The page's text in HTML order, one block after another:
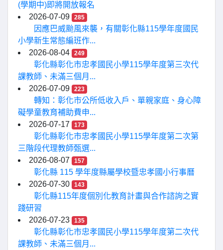
(學期中)即將開放報名
2026-07-09
285
因應巴威颱風來襲，有關彰化縣115學年度國民
小學新生常態編班作...
2026-08-04
249
彰化縣彰化市忠孝國民小學115學年度第三次代
課教師、未滿三個月...
2026-07-09
223
轉知：彰化市公所低收入戶、單親家庭、身心障
礙學童教育補助費申...
2026-07-17
173
彰化縣彰化市忠孝國民小學115學年度第二次第
三階段代理教師甄選...
2026-08-07
157
彰化縣 115 學年度縣屬學校暨忠孝國小行事曆
2026-07-30
143
彰化縣115年度個別化教育計畫與合作諮詢之實
踐研習
2026-07-23
135
彰化縣彰化市忠孝國民小學115學年度第二次代
課教師、未滿三個月...